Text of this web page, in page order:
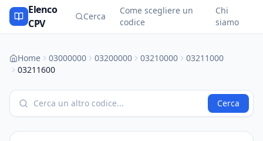
Elenco
CPV
Cerca
Come scegliere un
codice
Chi
siamo
Home 03000000 03200000 03210000
03211000
03211600
Cerca